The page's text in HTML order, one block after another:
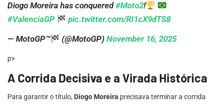
Diogo Moreira has conquered#Moto2!
#ValenciaGP
pic.twitter.com/RI1cX9dTS8
— MotoGP™
(@MotoGP)November 16, 2025
p>
A Corrida Decisiva e a Virada Histórica
Para garantir o título, Diogo Moreira precisava terminar a corrida